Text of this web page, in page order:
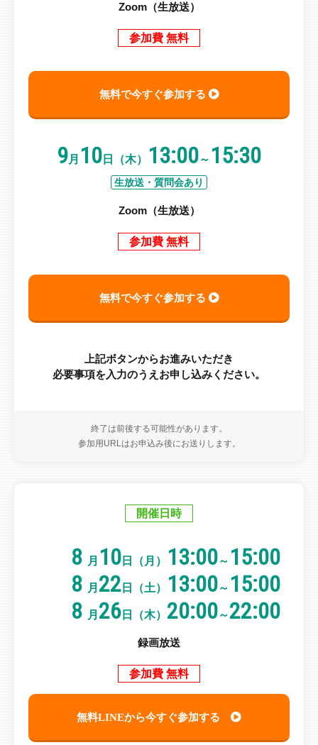
Zoom（生放送）
参加費 無料
無料で今すぐ参加する
9月 10 日（木） 13:00～ 15:30
生放送・質問会あり
Zoom（生放送）
参加費 無料
無料で今すぐ参加する
上記ボタンからお進みいただき
必要事項を入力のうえお申し込みください。
終了は前後する可能性があります。
参加用URLはお申込み後にお送りします。
開催日時
8 月 10日（月） 13:00～ 15:00
8 月 22日（土） 13:00～ 15:00
8 月 26日（木） 20:00～22:00
録画放送
参加費 無料
無料LINEから今すぐ参加する